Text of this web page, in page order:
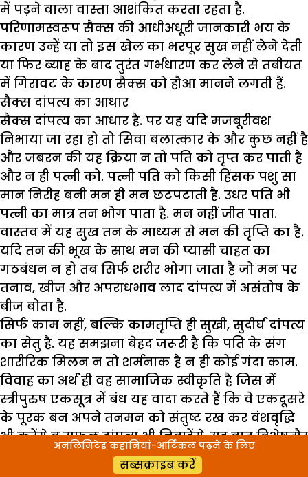
में पड़ने वाला वास्ता आशंकित करता रहता है.
परिणामस्वरूप सैक्स की आधीअधूरी जानकारी भय के
कारण उन्हें या तो इस खेल का भरपूर सुख नहीं लेने देती
या फिर ब्याह के बाद तुरंत गर्भधारण कर लेने से तबीयत
में गिरावट के कारण सैक्स को हौआ मानने लगती हैं.
सैक्स दांपत्य का आधार
सैक्स दांपत्य का आधार है. पर यह यदि मजबूरीवश
निभाया जा रहा हो तो सिवा बलात्कार के और कुछ नहीं है
और जबरन की यह क्रिया न तो पति को तृप्त कर पाती है
और न ही पत्नी को. पत्नी पति को किसी हिंसक पशु सा
मान निरीह बनी मन ही मन छटपटाती है. उधर पति भी
पत्नी का मात्र तन भोग पाता है. मन नहीं जीत पाता.
वास्तव में यह सुख तन के माध्यम से मन की तृप्ति का है.
यदि तन की भूख के साथ मन की प्यासी चाहत का
गठबंधन न हो तब सिर्फ शरीर भोगा जाता है जो मन पर
तनाव, खीज और अपराधभाव लाद दांपत्य में असंतोष के
बीज बोता है.
सिर्फ काम नहीं, बल्कि कामतृप्ति ही सुखी, सुदीर्घ दांपत्य
का सेतु है. यह समझना बेहद जरूरी है कि पति के संग
शारीरिक मिलन न तो शर्मनाक है न ही कोई गंदा काम.
विवाह का अर्थ ही वह सामाजिक स्वीकृति है जिस में
स्त्रीपुरुष एकसूत्र में बंध यह वादा करते हैं कि वे एकदूसरे
के पूरक बन अपने तनमन को संतुष्ट रख कर वंशवृद्धि
भी करेंगे व सफल दांपत्य भी निबाहेंगे. यह बात विशेषतौर
पर जान लेने की है कि कामतृप्ति तभी मिलती है जब
पतिपत्नी प्रेम की ऊर्जा से भरे हों.
अनलिमिटेड कहानियां-आर्टिकल पढ़ने के लिए
सब्सक्राइब करें